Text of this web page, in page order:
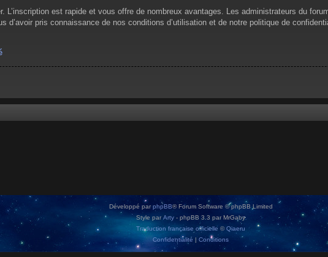
est rapide et vous offre de nombreux avantages. Les administrateurs du
pris connaissance de nos conditions d’utilisation et de notre politique de
Développé parphpBB® Forum Software © phpBB Limited
Style par Arty - phpBB 3.3 par MrGaby
Traduction française officielle ©Qiaeru
Confidentialité | Conditions